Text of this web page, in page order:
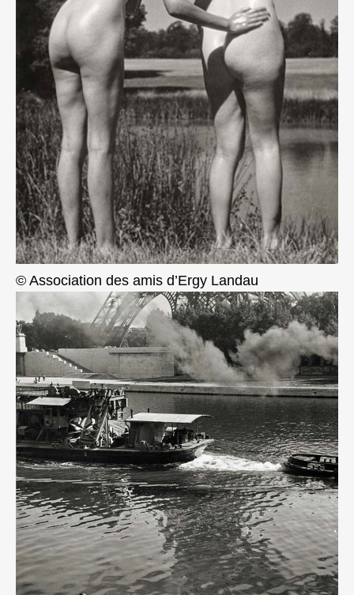
© Association des amis d’Ergy Landau